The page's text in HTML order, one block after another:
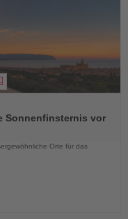
Sonnenfinsternis vor
Orte für das